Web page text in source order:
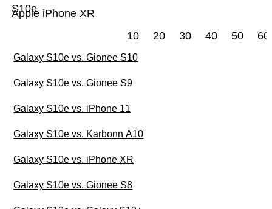
Apple iPhone XR
S10e
10 20 30 40 50 60
Galaxy S10e vs. Gionee S10
Galaxy S10e vs. Gionee S9
Galaxy S10e vs. iPhone 11
Galaxy S10e vs. Karbonn A10
Galaxy S10e vs. iPhone XR
Galaxy S10e vs. Gionee S8